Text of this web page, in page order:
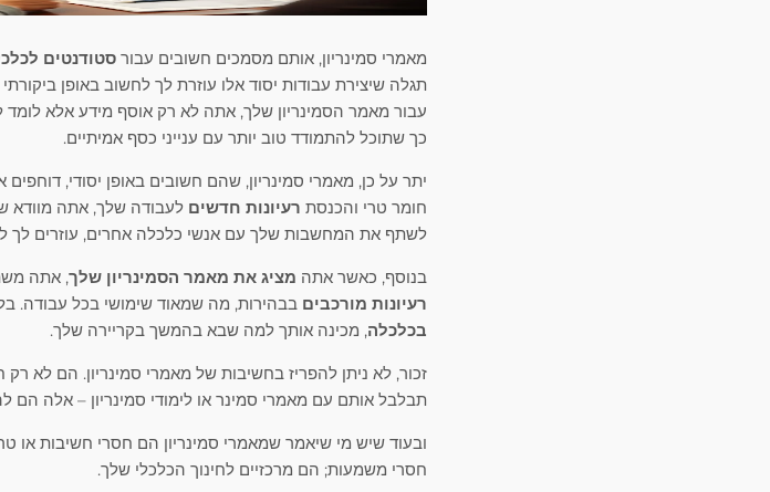
מאמרי סמינריון, אותם מסמכים חשובים עבורסטודנטים
תגלה שיצירת עבודות יסוד אלו עוזרת לך לחשוב באופן ביקורתי
עבור מאמר הסמינריון שלך, אתה לא רק אוסף מידע אלא
כך שתוכל להתמודד טוב יותר עם ענייני כסף אמיתיים.
יתר על כן, מאמרי סמינריון, שהם חשובים באופן יסודי,
חומר טרי והכנסת רעיונות חדשים לעבודה שלך, אתה מוודא
לשתף את המחשבות שלך עם אנשי כלכלה אחרים, עוזרים לך
בנוסף, כאשר אתה מציג את מאמר הסמינריון שלך, אתה
רעיונות מורכבים בבהירות, מה שמאוד שימושי בכל עבודה.
בכלכלה, מכינה אותך למה שבא בהמשך בקריירה שלך.
זכור, לא ניתן להפריז בחשיבות של מאמרי סמינריון. הם לא
תבלבל אותם עם מאמרי סמינר או לימודי סמינריון – אלה הם
ובעוד שיש מי שיאמר שמאמרי סמינריון הם חסרי חשיבות או
חסרי משמעות; הם מרכזיים לחינוך הכלכלי שלך.